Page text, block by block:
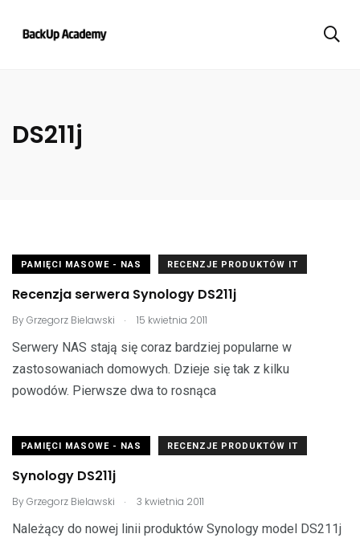
DS211j
PAMIĘCI MASOWE - NAS RECENZJE PRODUKTÓW IT
Recenzja serwera Synology DS211j
ByGrzegorz Bielawski . 15 kwietnia 2011
Serwery NAS stają się coraz bardziej popularne w
zastosowaniach domowych. Dzieje się tak z kilku
powodów. Pierwsze dwa to rosnąca
PAMIĘCI MASOWE - NAS RECENZJE PRODUKTÓW IT
Synology DS211j
ByGrzegorz Bielawski . 3 kwietnia 2011
Należący do nowej linii produktów Synology model DS211j